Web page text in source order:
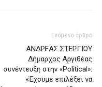
Επόμενο άρθρο
ΑΝΔΡΕΑΣ ΣΤΕΡΓΙΟΥ
Δήμαρχος Αργιθέας
συνέντευξη στην «Political»:
«Έχουμε επιλέξει να